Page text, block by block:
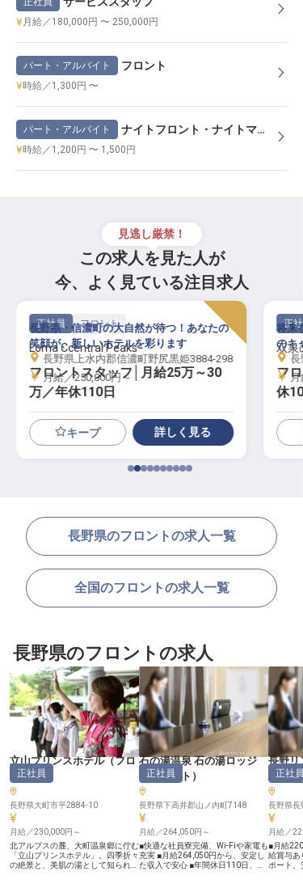
月給／180,000円 〜 250,000円
パート・アルバイト フロント
時給／1,300円 〜
パート・アルバイト ナイトフロント・ナイトマネージャー
時給／1,200円 〜 1,500円
見逃し厳禁！
この求人を見た人が
今、よく見ている注目求人
正社員 フロント
Loma Ccentral Peaks
フロントスタッフ│月給25万～30
万／年休110日
長野県・信濃町の大自然が待つ！あなたの
笑顔が、新しいホテルを彩ります
長野県上水内郡信濃町野尻黒姫3884-298
月給／250,000円～
キープ 詳しく見る
正社
双泉
フ
休
将来
のキ
長
長野県のフロントの求人一覧
全国のフロントの求人一覧
長野県のフロントの求人
立山プリンスホテル（フロ
ント）
正社員
長野県大町市平2884-10
月給／230,000円～
北アルプスの麓、大町温泉郷に佇む
「立山プリンスホテル」。四季折々
の絶景と、美肌の湯として知られる
石の湯温泉 石の湯ロッジ
（フロント ）
正社員
長野県下高井郡山ノ内町7148
月給／264,050円～
■快適な社員寮完備、Wi-Fiや家電も
充実 ■月給264,050円から、安定し
た収入で安心 ■年間休日110日、プ
長野リ
（フロ
正社員
長野県長
月給／
■月給
給賞与あ
ポート、